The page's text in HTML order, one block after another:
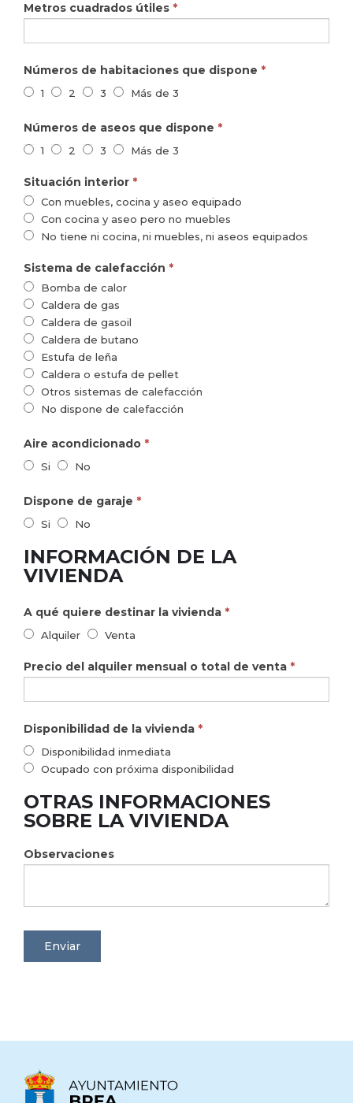
Metros cuadrados útiles *
Números de habitaciones que dispone *
1 2 3 Más de 3
Números de aseos que dispone *
1 2 3 Más de 3
Situación interior *
Con muebles, cocina y aseo equipado
Con cocina y aseo pero no muebles
No tiene ni cocina, ni muebles, ni aseos equipados
Sistema de calefacción *
Bomba de calor
Caldera de gas
Caldera de gasoil
Caldera de butano
Estufa de leña
Caldera o estufa de pellet
Otros sistemas de calefacción
No dispone de calefacción
Aire acondicionado *
Si No
Dispone de garaje *
Si No
INFORMACIÓN DE LA
VIVIENDA
A qué quiere destinar la vivienda *
Alquiler Venta
Precio del alquiler mensual o total de venta *
Disponibilidad de la vivienda *
Disponibilidad inmediata
Ocupado con próxima disponibilidad
OTRAS INFORMACIONES
SOBRE LA VIVIENDA
Observaciones
Enviar